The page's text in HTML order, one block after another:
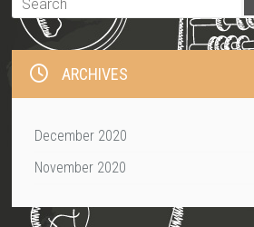
ARCHIVES
December 2020
November 2020